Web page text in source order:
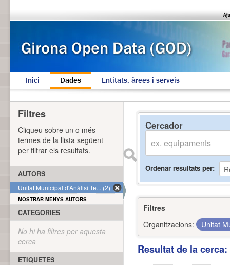
Inici Dades Entitats, àrees i serveis
Cercador
Ordenar resultats per
Filtres
Organitzacions:
Unitat
Resultat de la
Filtres
Cliqueu sobre un o més
termes de la llista següent
per filtrar els resultats.
AUTORS
Unitat Municipal d'Anàlisi Te... (2)
MOSTRAR MENYS AUTORS
CATEGORIES
No hi ha filtres per aquesta
cerca
ETIQUETES